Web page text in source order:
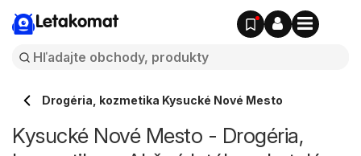
Letakomat
Drogéria, kozmetika Kysucké Nové Mesto
Kysucké Nové Mesto - Drogéria,